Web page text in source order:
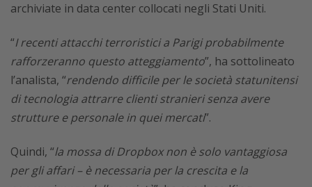
archiviate in data center collocati negli Stati Uniti.
“I recenti attacchi terroristici a Parigi probabilmente
rafforzeranno questo atteggiamento”, ha sottolineato
l’analista, “rendendo difficile per le società statunitensi
di tecnologia attrarre clienti stranieri senza avere
strutture e personale in quei mercati”.
Quindi, “la mossa di Dropbox non è solo vantaggiosa
per gli affari – è necessaria per la crescita e la